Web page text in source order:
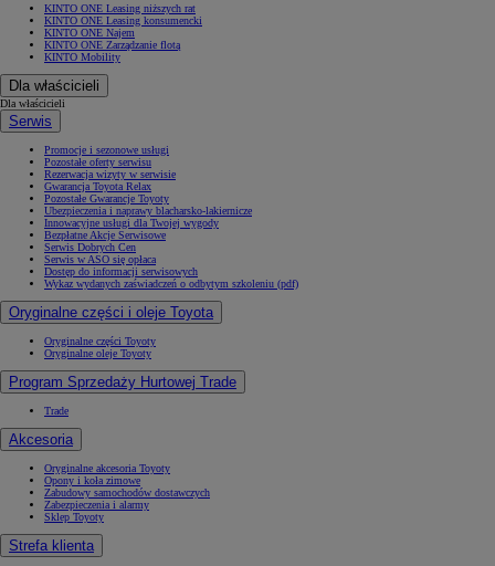
KINTO ONE Leasing niższych rat
KINTO ONE Leasing konsumencki
KINTO ONE Najem
KINTO ONE Zarządzanie flotą
KINTO Mobility
Dla właścicieli
Dla właścicieli
Serwis
Promocje i sezonowe usługi
Pozostałe oferty serwisu
Rezerwacja wizyty w serwisie
Gwarancja Toyota Relax
Pozostałe Gwarancje Toyoty
Ubezpieczenia i naprawy blacharsko-lakiernicze
Innowacyjne usługi dla Twojej wygody
Bezpłatne Akcje Serwisowe
Serwis Dobrych Cen
Serwis w ASO się opłaca
Dostęp do informacji serwisowych
Wykaz wydanych zaświadczeń o odbytym szkoleniu (pdf)
Oryginalne części i oleje Toyota
Oryginalne części Toyoty
Oryginalne oleje Toyoty
Program Sprzedaży Hurtowej Trade
Trade
Akcesoria
Oryginalne akcesoria Toyoty
Opony i koła zimowe
Zabudowy samochodów dostawczych
Zabezpieczenia i alarmy
Sklep Toyoty
Strefa klienta